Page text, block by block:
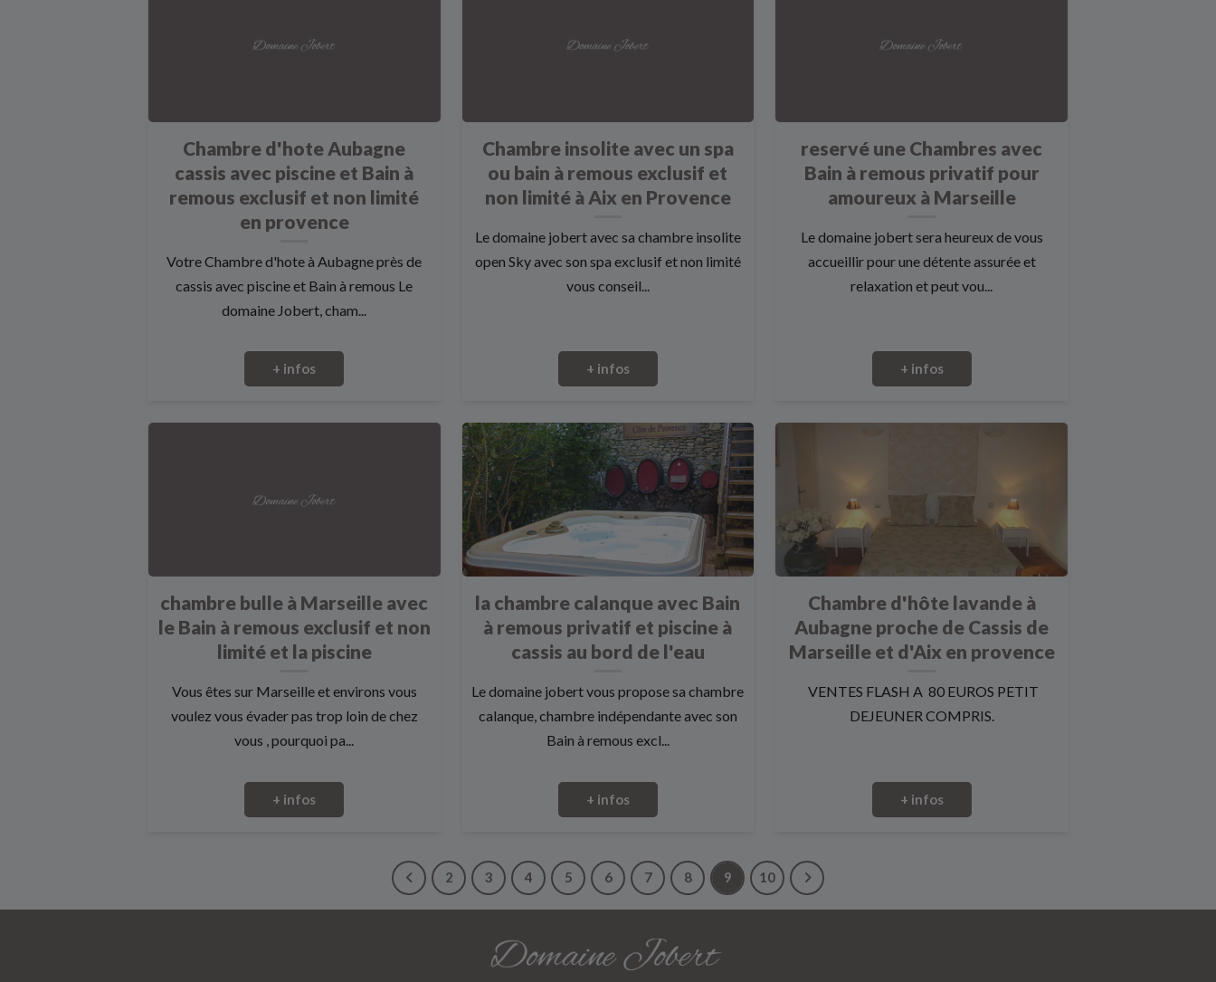
Chambre d'hote Aubagne
cassis avec piscine et Bain à
remous exclusif et non limité
en provence
Votre Chambre d'hote à Aubagne près de
cassis avec piscine et Bain à remous Le
domaine Jobert, cham...
+ infos
Chambre insolite avec un spa
ou bain à remous exclusif et
non limité à Aix en Provence
Le domaine jobert avec sa chambre insolite
open Sky avec son spa exclusif et non limité
vous conseil...
+ infos
reservé une Chambres avec
Bain à remous privatif pour
amoureux à Marseille
Le domaine jobert sera heureux de vous
accueillir pour une détente assurée et
relaxation et peut vou...
+ infos
chambre bulle à Marseille avec
le Bain à remous exclusif et non
limité et la piscine
Vous êtes sur Marseille et environs vous
voulez vous évader pas trop loin de chez
vous , pourquoi pa...
+ infos
la chambre calanque avec Bain
à remous privatif et piscine à
cassis au bord de l'eau
Le domaine jobert vous propose sa chambre
calanque, chambre indépendante avec son
Bain à remous excl...
+ infos
Chambre d'hôte lavande à
Aubagne proche de Cassis de
Marseille et d'Aix en provence
VENTES FLASH A 80 EUROS PETIT
DEJEUNER COMPRIS.
+ infos
2 3 4 5 6 7 8 9 10